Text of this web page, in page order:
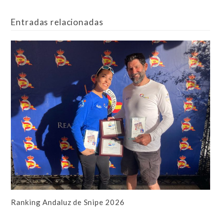
Entradas relacionadas
Ranking Andaluz de Snipe 2026